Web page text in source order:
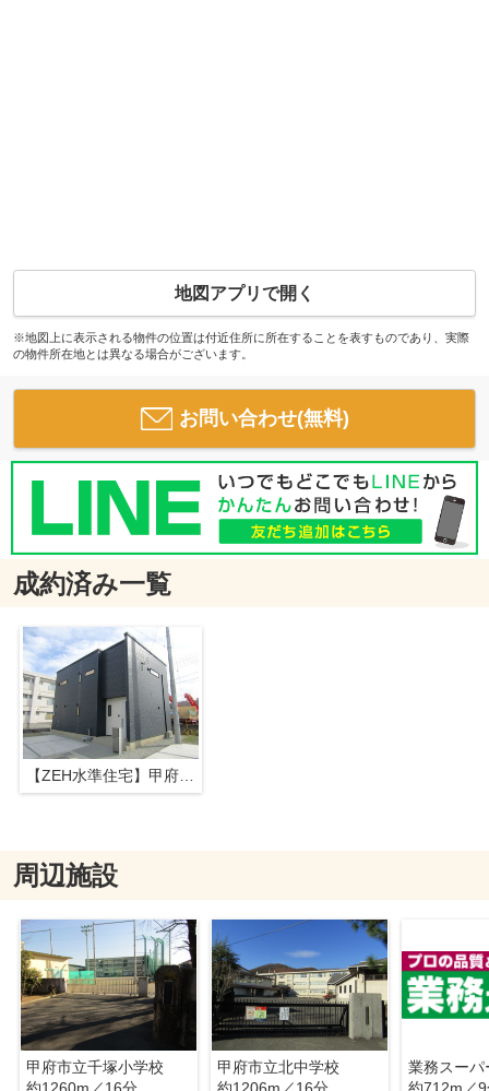
地図アプリで開く
※地図上に表示される物件の位置は付近住所に所在することを表すものであり、実際
の物件所在地とは異なる場合がございます。
お問い合わせ(無料)
成約済み一覧
【ZEH水準住宅】甲府市富士見1丁目A棟
周辺施設
甲府市立千塚小学校
甲府市立北中学校